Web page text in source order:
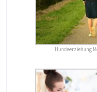
Hundeerziehung